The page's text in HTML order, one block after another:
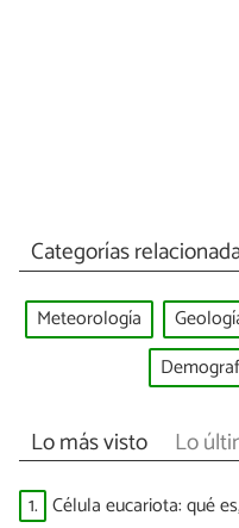
Categorías
Meteorología
Lo más visto Lo
1. Célula eucariota: qué